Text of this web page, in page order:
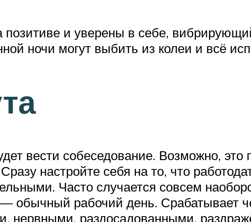
позитиве и уверены в себе,
ночи могут выбить из колеи и всё
вести собеседование. Возможно,
настройте себя на то, что
Часто случается совсем
обычный рабочий день. Срабатывает
нервными, раздосадованными,